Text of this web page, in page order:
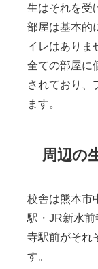
生はそれを受
部屋は基本的
イレはありま
全ての部屋に
されており、
ます。
周辺の
校舎は熊本市
駅・JR新水
寺駅前がそれ
す。